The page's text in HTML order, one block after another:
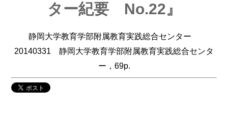
ター紀要 No.22』
静岡大学教育学部附属教育実践総合センター
20140331 静岡大学教育学部附属教育実践総合センタ
ー，69p.